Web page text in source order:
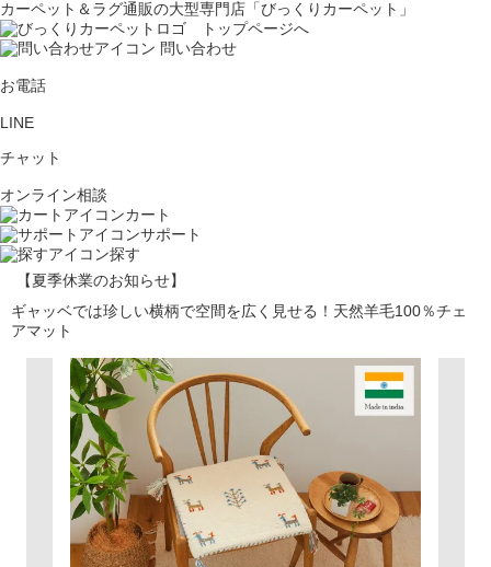
カーペット＆ラグ通販の大型専門店「びっくりカーペット」
問い合わせ
お電話
LINE
チャット
オンライン相談
カート
サポート
探す
【夏季休業のお知らせ】
ギャッベでは珍しい横柄で空間を広く見せる！天然羊毛100％チェ
アマット